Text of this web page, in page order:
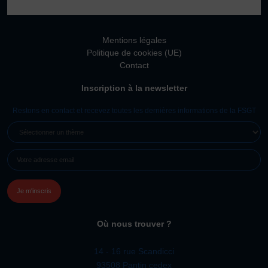
Vivicittà
Réaffiliation
Prise de licence
JE SOUHAITE TROUVER UN COMITÉ
JE SOUHAITE ADHÉRER
Affiliation
Honorabilité
Certificat Médical
Mentions légales
Politique de cookies (UE)
Contact
Inscription à la newsletter
Restons en contact et recevez toutes les dernières informations de la FSGT
UN
(NÉCESSAIRE)
MAIL
Où nous trouver ?
14 - 16 rue Scandicci
93508 Pantin cedex